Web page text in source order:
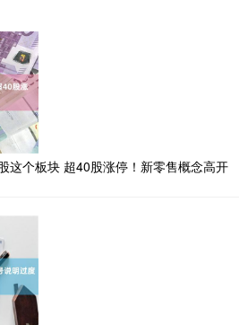
这个板块 超40股涨停！新零售概念高开